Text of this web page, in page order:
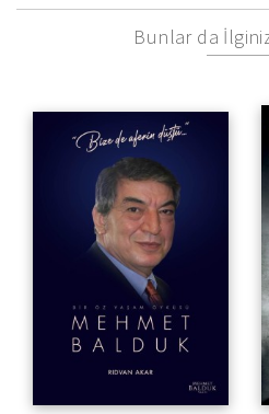
Bunlar da
“Bize De ‘aferin’ Düştü...”